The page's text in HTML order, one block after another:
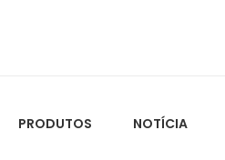
PRODUTOS NOTÍCIA